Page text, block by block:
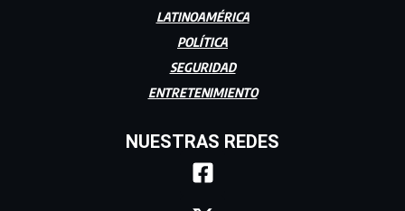
LATINOAMÉRICA
POLÍTICA
SEGURIDAD
ENTRETENIMIENTO
NUESTRAS REDES